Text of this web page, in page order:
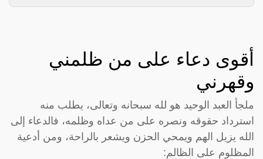
أقوى دعاء على من ظلمني
وقهرني
ملجأ العبد الوحيد هو لله سبحانه وتعالى، يطلب منه
استرداد حقوقه ونصره على من عداه وظلمه، فالدعاء إلى
الله يزيل الهم ويمحي الحزن ويشعر بالراحة، ومن أدعية
المظلوم على الظالم: